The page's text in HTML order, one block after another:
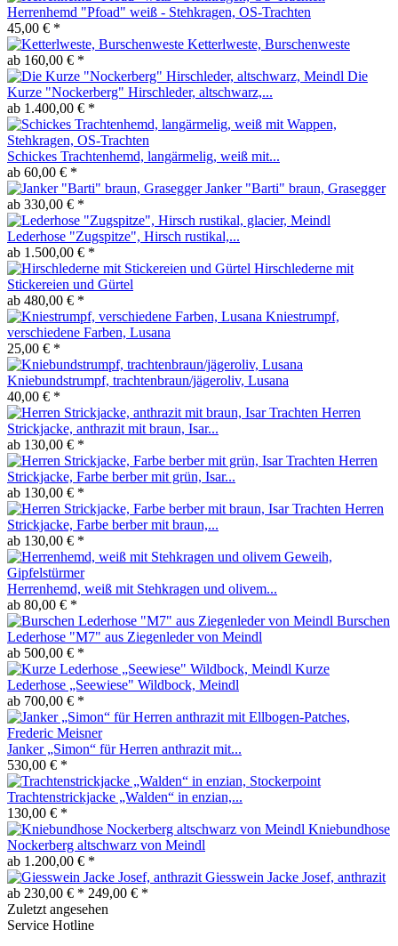
Herrenhemd "Pfoad" weiß - Stehkragen, OS-Trachten
45,00 € *
Ketterlweste, Burschenweste
ab 160,00 € *
Die
Kurze "Nockerberg" Hirschleder, altschwarz,...
ab 1.400,00 € *
Schickes Trachtenhemd, langärmelig, weiß mit...
ab 60,00 € *
Janker "Barti" braun, Grasegger
ab 330,00 € *
Lederhose "Zugspitze", Hirsch rustikal,...
ab 1.500,00 € *
Hirschlederne mit
Stickereien und Gürtel
ab 480,00 € *
Kniestrumpf,
verschiedene Farben, Lusana
25,00 € *
Kniebundstrumpf, trachtenbraun/jägeroliv, Lusana
40,00 € *
Herren
Strickjacke, anthrazit mit braun, Isar...
ab 130,00 € *
Herren
Strickjacke, Farbe berber mit grün, Isar...
ab 130,00 € *
Herren
Strickjacke, Farbe berber mit braun,...
ab 130,00 € *
Herrenhemd, weiß mit Stehkragen und olivem...
ab 80,00 € *
Burschen
Lederhose "M7" aus Ziegenleder von Meindl
ab 500,00 € *
Kurze
Lederhose „Seewiese" Wildbock, Meindl
ab 700,00 € *
Janker „Simon“ für Herren anthrazit mit...
530,00 € *
Trachtenstrickjacke „Walden“ in enzian,...
130,00 € *
Kniebundhose
Nockerberg altschwarz von Meindl
ab 1.200,00 € *
Giesswein Jacke Josef, anthrazit
ab 230,00 € * 249,00 € *
Zuletzt angesehen
Service Hotline